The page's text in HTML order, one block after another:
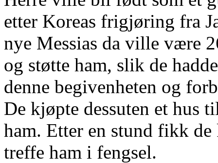
etter Koreas frigjøring fra
nye Messias da ville være
og støtte ham, slik de
denne begivenheten og
De kjøpte dessuten et hus
ham. Etter en stund fikk
treffe ham i fengsel.